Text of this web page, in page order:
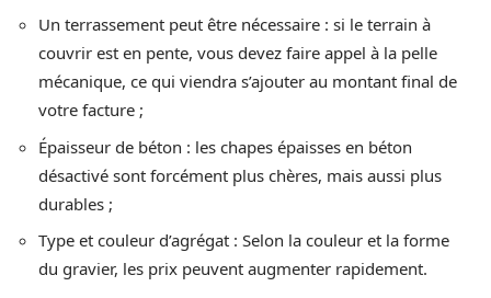
Un terrassement peut être nécessaire : si le terrain à
couvrir est en pente, vous devez faire appel à la pelle
mécanique, ce qui viendra s’ajouter au montant final de
votre facture ;
Épaisseur de béton : les chapes épaisses en béton
désactivé sont forcément plus chères, mais aussi plus
durables ;
Type et couleur d’agrégat : Selon la couleur et la forme
du gravier, les prix peuvent augmenter rapidement.